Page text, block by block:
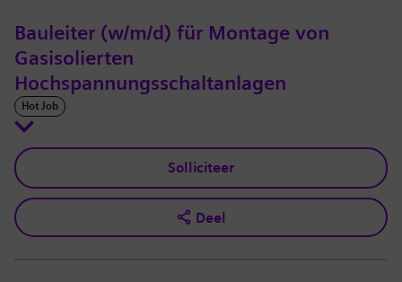
Bauleiter (w/m/d) für Montage von
Gasisolierten
Hochspannungsschaltanlagen
Hot Job
Solliciteer
Deel